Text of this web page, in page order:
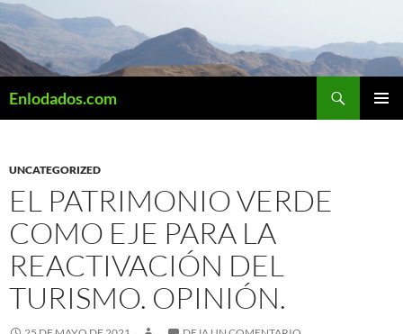
Saltar
al
contenido
Enlodados.com
UNCATEGORIZED
EL PATRIMONIO VERDE
COMO EJE PARA LA
REACTIVACIÓN DEL
TURISMO. OPINIÓN.